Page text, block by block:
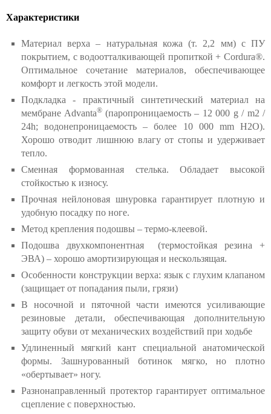
Характеристики
Материал верха – натуральная кожа (т. 2,2 мм) с ПУ
покрытием, с водоотталкивающей пропиткой + Cordura®.
Оптимальное сочетание материалов, обеспечивающее
комфорт и легкость этой модели.
Подкладка - практичный синтетический материал на
мембране Advanta® (паропроницаемость – 12 000 g / m2 /
24h; водонепроницаемость – более 10 000 mm H2O).
Хорошо отводит лишнюю влагу от стопы и удерживает
тепло.
Сменная формованная стелька. Обладает высокой
стойкостью к износу.
Прочная нейлоновая шнуровка гарантирует плотную и
удобную посадку по ноге.
Метод крепления подошвы – термо-клеевой.
Подошва двухкомпонентная (термостойкая резина +
ЭВА) – хорошо амортизирующая и нескользящая.
Особенности конструкции верха: язык с глухим клапаном
(защищает от попадания пыли, грязи)
В носочной и пяточной части имеются усиливающие
резиновые детали, обеспечивающая дополнительную
защиту обуви от механических воздействий при ходьбе
Удлиненный мягкий кант специальной анатомической
формы. Зашнурованный ботинок мягко, но плотно
«обертывает» ногу.
Разнонаправленный протектор гарантирует оптимальное
сцепление с поверхностью.